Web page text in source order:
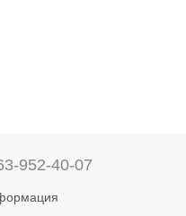
952-40-07